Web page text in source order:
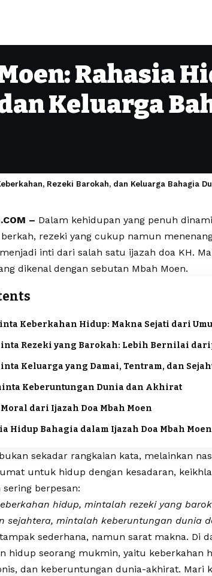
Rahasia
Keluarga
Rezeki Barokah, dan Keluarga Bahagia
– Dalam kehidupan yang penuh
rezeki yang cukup namun
inti dari salah satu ijazah doa KH.
dikenal dengan sebutan Mbah Moen.
Keberkahan Hidup: Makna Sejati dari
Rezeki yang Barokah: Lebih Bernilai
Keluarga yang Damai, Tentram, dan
Keberuntungan Dunia dan Akhirat
dari Ijazah Doa Mbah Moen
Hidup Bahagia dalam Ijazah Doa Mbah Moen
sekadar rangkaian kata, melainkan
untuk hidup dengan kesadaran,
sering berpesan:
hidup, mintalah rezeki yang
sejahtera, mintalah keberuntungan dunia
sederhana, namun sarat makna. Di
hidup seorang mukmin, yaitu keberkahan
dan keberuntungan dunia-akhirat. Mari